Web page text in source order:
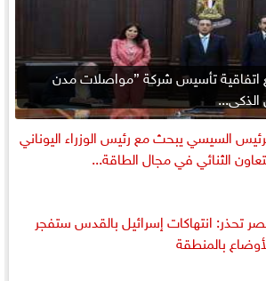
اتفاقية تأسيس شركة ”مواصلات مدن
السيسي يبحث مع رئيس الوزراء اليوناني
الثنائي في مجال الطاقة...
تحذر: انتهاكات إسرائيل بالقدس ستفجر
بالمنطقة